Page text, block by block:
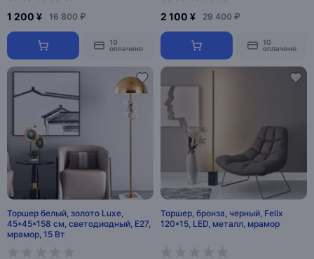
1 200 ¥ 16 800 ₽
10
оплачено
2 100 ¥ 29 400 ₽
10
оплачено
Торшер белый, золото Luxe,
45*45*158 см, светодиодный, Е27,
мрамор, 15 Вт
Торшер, бронза, черный, Felix
120*15, LED, металл, мрамор